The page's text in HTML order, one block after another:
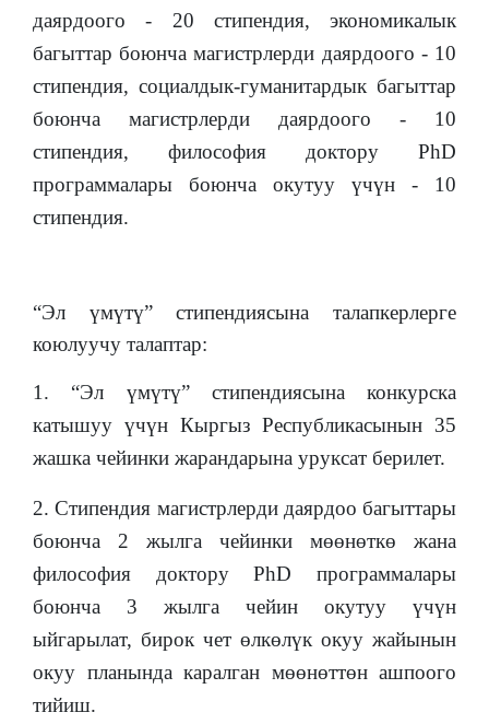
даярдоого - 20 стипендия, экономикалык
багыттар боюнча магистрлерди даярдоого - 10
стипендия, социалдык-гуманитардык багыттар
боюнча магистрлерди даярдоого - 10
стипендия, философия доктору PhD
программалары боюнча окутуу үчүн - 10
стипендия.
“Эл үмүтү” стипендиясына талапкерлерге
коюлуучу талаптар:
1. “Эл үмүтү” стипендиясына конкурска
катышуу үчүн Кыргыз Республикасынын 35
жашка чейинки жарандарына уруксат берилет.
2. Стипендия магистрлерди даярдоо багыттары
боюнча 2 жылга чейинки мөөнөткө жана
философия доктору PhD программалары
боюнча 3 жылга чейин окутуу үчүн
ыйгарылат, бирок чет өлкөлүк окуу жайынын
окуу планында каралган мөөнөттөн ашпоого
тийиш.